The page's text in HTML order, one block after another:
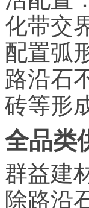
化带交
配置弧
路沿石
砖等形
全品类
群益建
除路沿